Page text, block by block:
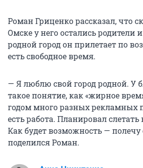
Роман Гриценко рассказал, что
Омске у него остались родители
родной город он прилетает по
есть свободное время.
— Я люблю свой город родной. У
такое понятие, как «жирное
годом много разных рекламных
есть работа. Планировал
Как будет возможность —
поделился Роман.